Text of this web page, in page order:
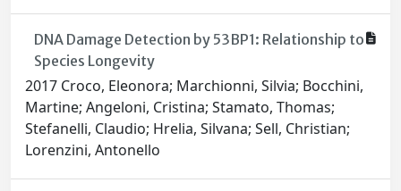
DNA Damage Detection by 53BP1: Relationship to
Species Longevity
2017 Croco, Eleonora; Marchionni, Silvia; Bocchini,
Martine; Angeloni, Cristina; Stamato, Thomas;
Stefanelli, Claudio; Hrelia, Silvana; Sell, Christian;
Lorenzini, Antonello